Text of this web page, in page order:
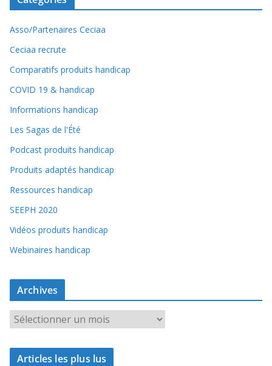
Asso/Partenaires Ceciaa
Ceciaa recrute
Comparatifs produits handicap
COVID 19 & handicap
Informations handicap
Les Sagas de l'Été
Podcast produits handicap
Produits adaptés handicap
Ressources handicap
SEEPH 2020
Vidéos produits handicap
Webinaires handicap
Archives
r
c
Articles les plus lus